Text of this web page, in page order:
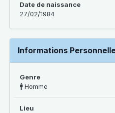
Date de naissance
27/02/1984
Informations
Genre
🚹 Homme
Lieu